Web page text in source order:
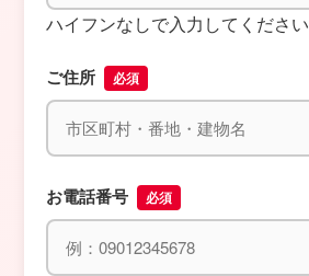
ハイフンなしで入力してください
ご住所 必須
お電話番号 必須